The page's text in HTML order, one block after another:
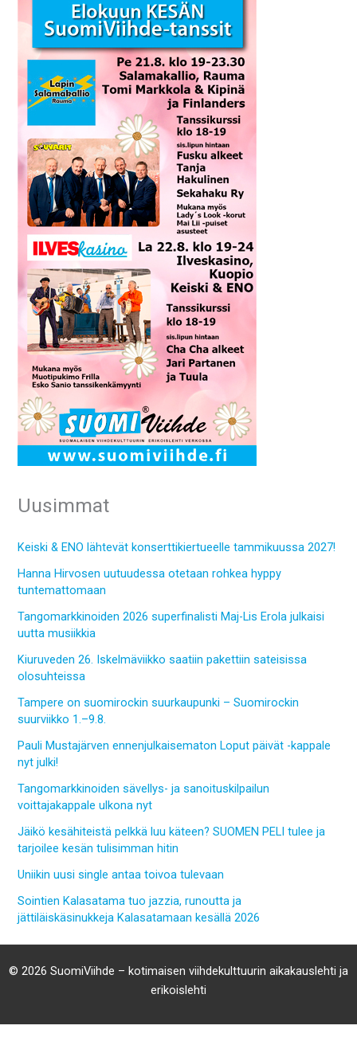
Uusimmat
Keiski & ENO lähtevät konserttikiertueelle tammikuussa 2027!
Hanna Hirvosen uutuudessa otetaan rohkea hyppy
tuntemattomaan
Tangomarkkinoiden 2026 superfinalisti Maj-Lis Erola julkaisi
uutta musiikkia
Kiuruveden 26. Iskelmäviikko saatiin pakettiin sateisissa
olosuhteissa
Tampere on suomirockin suurkaupunki – Suomirockin
suurviikko 1.–9.8.
Pauli Mustajärven ennenjulkaisematon Loput päivät -kappale
nyt julki!
Tangomarkkinoiden sävellys- ja sanoituskilpailun
voittajakappale ulkona nyt
Jäikö kesähiteistä pelkkä luu käteen? SUOMEN PELI tulee ja
tarjoilee kesän tulisimman hitin
Uniikin uusi single antaa toivoa tulevaan
Sointien Kalasatama tuo jazzia, runoutta ja
jättiläiskäsinukkeja Kalasatamaan kesällä 2026
© 2026 SuomiViihde – kotimaisen viihdekulttuurin aikakauslehti ja
erikoislehti